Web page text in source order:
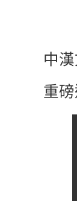
中
重